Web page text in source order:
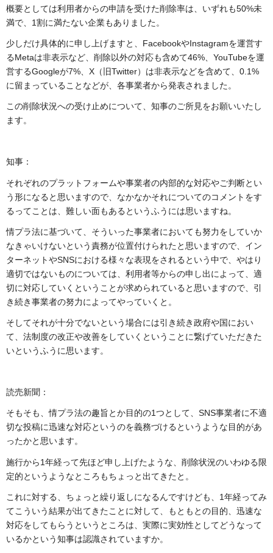
概要としては利用者からの申請を受けた削除率は、いずれも50%未
満で、1割に満たない企業もありました。
少しだけ具体的に申し上げますと、FacebookやInstagramを運営す
るMetaは非表示など、削除以外の対応も含めて46%、YouTubeを運
営するGoogleが7%、X（旧Twitter）は非表示などを含めて、0.1%
に留まっていることなどが、各事業者から発表されました。
この削除状況への受け止めについて、知事のご所見をお願いいたし
ます。
知事：
それぞれのプラットフォームや事業者の内部的な対応やご判断とい
う形になると思いますので、なかなかそれについてのコメントをす
るってことは、難しい面もあるというふうには思いますね。
情プラ法に基づいて、そういった事業者においても努力をしていか
なきゃいけないという責務が位置付けられたと思いますので、イン
ターネットやSNSにおける様々な表現をされるという中で、やはり
適切ではないものについては、利用者等からの申し出によって、適
切に対応していくということが求められていると思いますので、引
き続き事業者の努力によってやっていくと。
そしてそれが十分でないという場合には引き続き政府や国におい
て、法制度の改正や改善をしていくということに繋げていただきた
いというふうに思います。
読売新聞：
そもそも、情プラ法の趣旨とか目的の1つとして、SNS事業者に不適
切な投稿に迅速な対応というのを義務づけるというような目的があ
ったかと思います。
施行から1年経って先ほど申し上げたような、削除状況のいわゆる限
定的というようなところもちょっと出てきたと。
これに対する、ちょっと繰り返しになるんですけども、1年経ってみ
てこういう結果が出てきたことに対して、もともとの目的、迅速な
対応をしてもらうというところは、実際に実効性としてどうなって
いるかという知事は認識されていますか。